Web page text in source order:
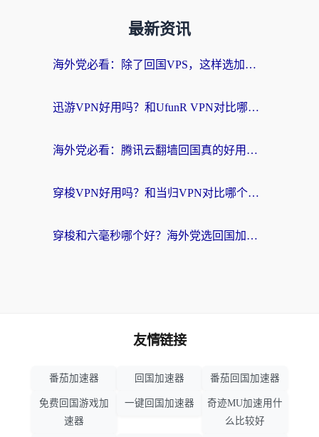
最新资讯
海外党必看：除了回国VPS，这样选加速器也能无缝刷国内资源？
迅游VPN好用吗？和UfunR VPN对比哪个回国效果更好？海外党亲测避坑指南
海外党必看：腾讯云翻墙回国真的好用吗？+ 3步选对回国加速器指南
穿梭VPN好用吗？和当归VPN对比哪个回国效果更好？海外党亲测实用指南
穿梭和六毫秒哪个好？海外党选回国加速器的避坑指南，附番茄加速器实测
友情链接
番茄加速器 回国加速器 番茄回国加速器
免费回国游戏加
速器
一键回国加速器
奇迹MU加速用什
么比较好